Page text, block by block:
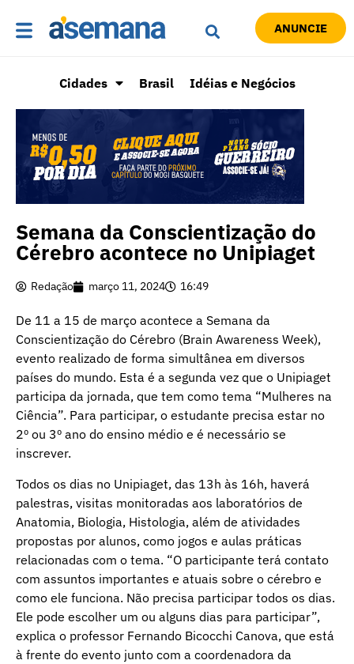
ANUNCIE
Cidades Brasil Idéias e Negócios
Semana da Conscientização do
Cérebro acontece no Unipiaget
Redação março 11, 2024 16:49
De 11 a 15 de março acontece a Semana da
Conscientização do Cérebro (Brain Awareness Week),
evento realizado de forma simultânea em diversos
países do mundo. Esta é a segunda vez que o Unipiaget
participa da jornada, que tem como tema “Mulheres na
Ciência”. Para participar, o estudante precisa estar no
2º ou 3º ano do ensino médio e é necessário se
inscrever.
Todos os dias no Unipiaget, das 13h às 16h, haverá
palestras, visitas monitoradas aos laboratórios de
Anatomia, Biologia, Histologia, além de atividades
propostas por alunos, como jogos e aulas práticas
relacionadas com o tema. “O participante terá contato
com assuntos importantes e atuais sobre o cérebro e
como ele funciona. Não precisa participar todos os dias.
Ele pode escolher um ou alguns dias para participar”,
explica o professor Fernando Bicocchi Canova, que está
à frente do evento junto com a coordenadora da